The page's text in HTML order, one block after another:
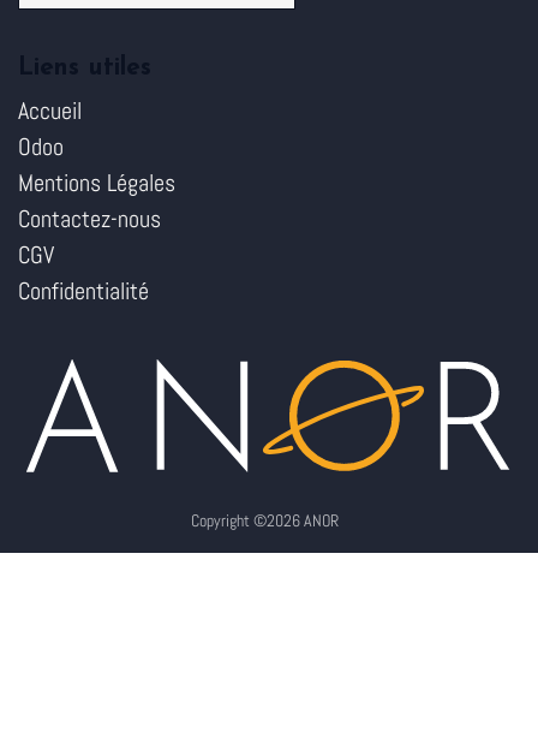
Accueil
Odoo
Mentions Légales
Contactez-nous
CGV
Confidentialité
Copyright ©2026 ANOR